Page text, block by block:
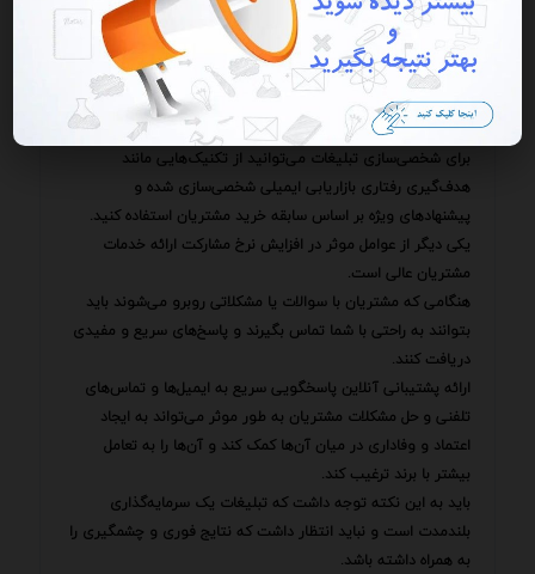
با استفاده از داده‌های جمع‌آوری شده درباره مشتریان می‌توانید
پیام‌های تبلیغاتی خود را به گونه‌ای تنظیم کنید که با نیازها و
علایق خاص هر فرد همخوانی داشته باشد.
این کار می‌تواند به افزایش نرخ کلیک نرخ تبدیل و رضایت
مشتریان کمک کند.
برای شخصی‌سازی تبلیغات می‌توانید از تکنیک‌هایی مانند
هدف‌گیری رفتاری بازاریابی ایمیلی شخصی‌سازی شده و
پیشنهادهای ویژه بر اساس سابقه خرید مشتریان استفاده کنید.
یکی دیگر از عوامل موثر در افزایش نرخ مشارکت ارائه خدمات
مشتریان عالی است.
هنگامی که مشتریان با سوالات یا مشکلاتی روبرو می‌شوند باید
بتوانند به راحتی با شما تماس بگیرند و پاسخ‌های سریع و مفیدی
دریافت کنند.
ارائه پشتیبانی آنلاین پاسخگویی سریع به ایمیل‌ها و تماس‌های
تلفنی و حل مشکلات مشتریان به طور موثر می‌تواند به ایجاد
اعتماد و وفاداری در میان آن‌ها کمک کند و آن‌ها را به تعامل
بیشتر با برند ترغیب کند.
باید به این نکته توجه داشت که تبلیغات یک سرمایه‌گذاری
بلندمدت است و نباید انتظار داشت که نتایج فوری و چشمگیری را
به همراه داشته باشد.